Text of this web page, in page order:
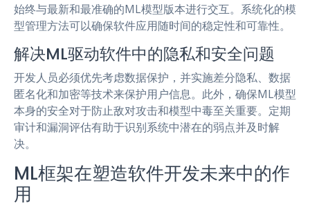
始终与最新和最准确的ML模型版本进行交互。系统化的模
型管理方法可以确保软件应用随时间的稳定性和可靠性。
解决ML驱动软件中的隐私和安全问题
开发人员必须优先考虑数据保护，并实施差分隐私、数据
匿名化和加密等技术来保护用户信息。此外，确保ML模型
本身的安全对于防止敌对攻击和模型中毒至关重要。定期
审计和漏洞评估有助于识别系统中潜在的弱点并及时解
决。
ML框架在塑造软件开发未来中的作
用